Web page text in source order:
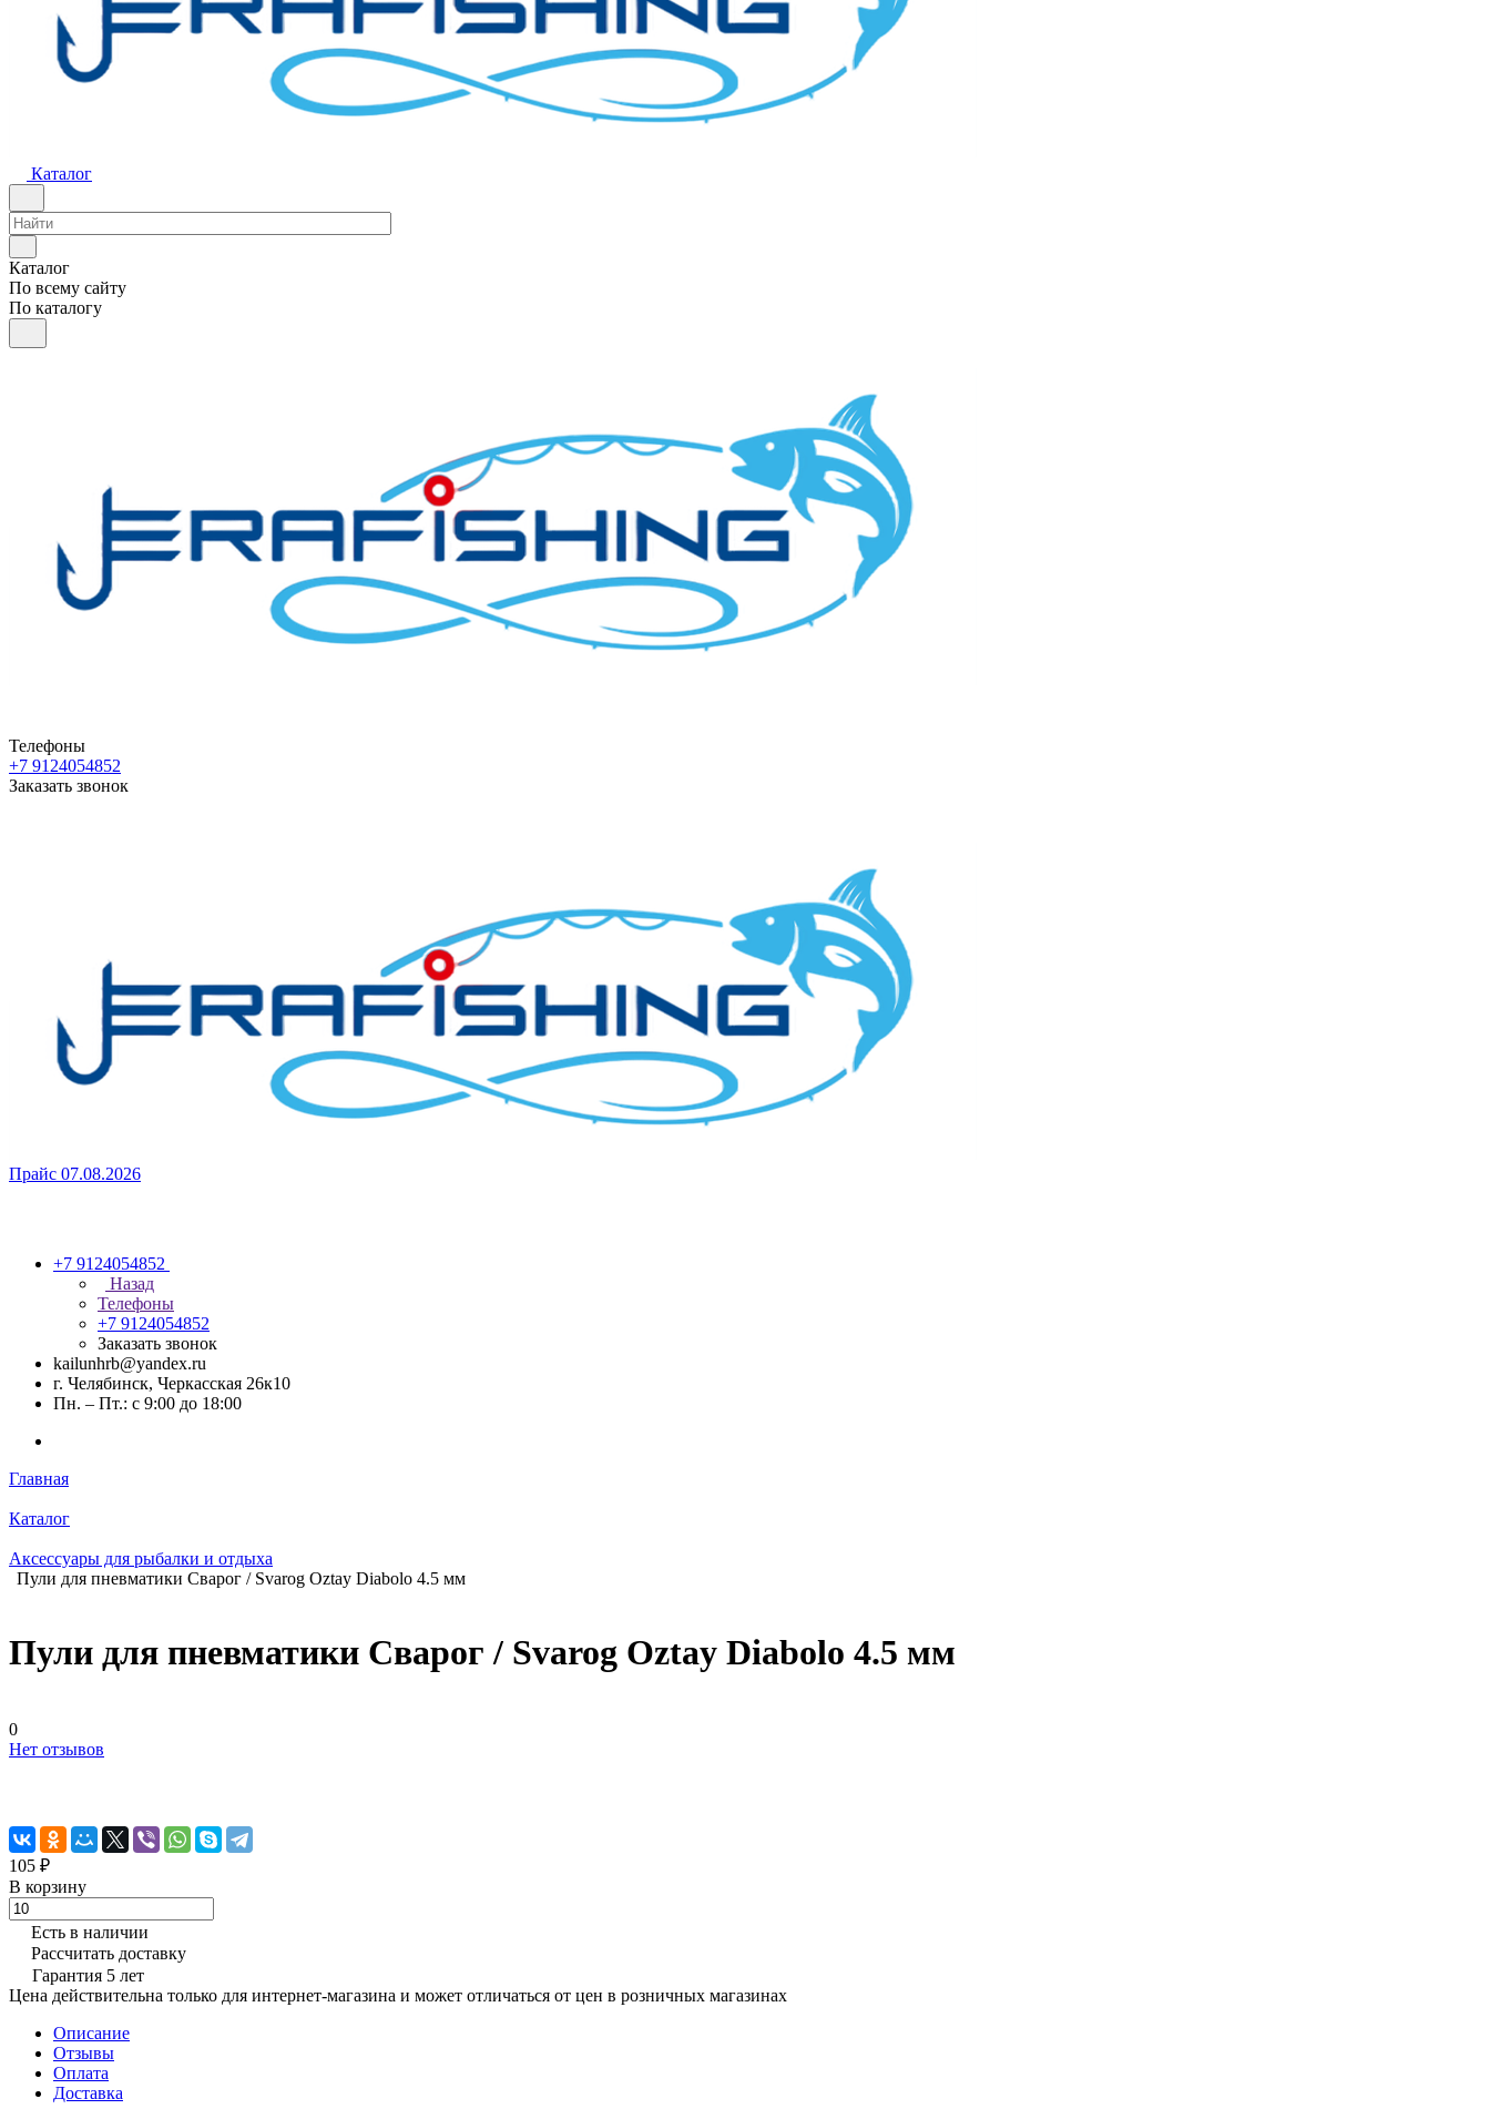
Каталог
Каталог
По всему сайту
По каталогу
Телефоны
+7 9124054852
Заказать звонок
Прайс 07.08.2026
+7 9124054852
Назад
Телефоны
+7 9124054852
Заказать звонок
kailunhrb@yandex.ru
г. Челябинск, Черкасская 26к10
Пн. – Пт.: с 9:00 до 18:00
Главная
Каталог
Аксессуары для рыбалки и отдыха
Пули для пневматики Сварог / Svarog Oztay Diabolo 4.5 мм
Пули для пневматики Сварог / Svarog Oztay Diabolo 4.5 мм
0
Нет отзывов
105 ₽
В корзину
Есть в наличии
Рассчитать доставку
Гарантия 5 лет
Цена действительна только для интернет-магазина и может отличаться от цен в розничных магазинах
Описание
Отзывы
Оплата
Доставка